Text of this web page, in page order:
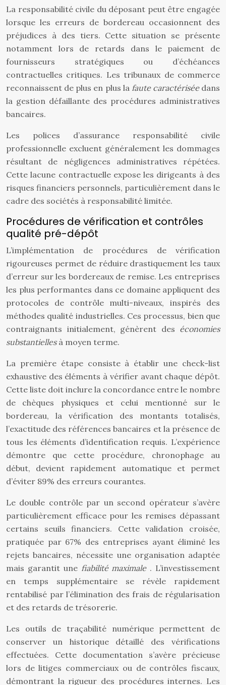
La responsabilité civile du déposant peut être engagée
lorsque les erreurs de bordereau occasionnent des
préjudices à des tiers. Cette situation se présente
notamment lors de retards dans le paiement de
fournisseurs stratégiques ou d’échéances
contractuelles critiques. Les tribunaux de commerce
reconnaissent de plus en plus la faute caractérisée dans
la gestion défaillante des procédures administratives
bancaires.
Les polices d’assurance responsabilité civile
professionnelle excluent généralement les dommages
résultant de négligences administratives répétées.
Cette lacune contractuelle expose les dirigeants à des
risques financiers personnels, particulièrement dans le
cadre des sociétés à responsabilité limitée.
Procédures de vérification et contrôles
qualité pré-dépôt
L’implémentation de procédures de vérification
rigoureuses permet de réduire drastiquement les taux
d’erreur sur les bordereaux de remise. Les entreprises
les plus performantes dans ce domaine appliquent des
protocoles de contrôle multi-niveaux, inspirés des
méthodes qualité industrielles. Ces processus, bien que
contraignants initialement, génèrent des économies
substantielles à moyen terme.
La première étape consiste à établir une check-list
exhaustive des éléments à vérifier avant chaque dépôt.
Cette liste doit inclure la concordance entre le nombre
de chèques physiques et celui mentionné sur le
bordereau, la vérification des montants totalisés,
l’exactitude des références bancaires et la présence de
tous les éléments d’identification requis. L’expérience
démontre que cette procédure, chronophage au
début, devient rapidement automatique et permet
d’éviter 89% des erreurs courantes.
Le double contrôle par un second opérateur s’avère
particulièrement efficace pour les remises dépassant
certains seuils financiers. Cette validation croisée,
pratiquée par 67% des entreprises ayant éliminé les
rejets bancaires, nécessite une organisation adaptée
mais garantit une fiabilité maximale . L’investissement
en temps supplémentaire se révèle rapidement
rentabilisé par l’élimination des frais de régularisation
et des retards de trésorerie.
Les outils de traçabilité numérique permettent de
conserver un historique détaillé des vérifications
effectuées. Cette documentation s’avère précieuse
lors de litiges commerciaux ou de contrôles fiscaux,
démontrant la rigueur des procédures internes. Les